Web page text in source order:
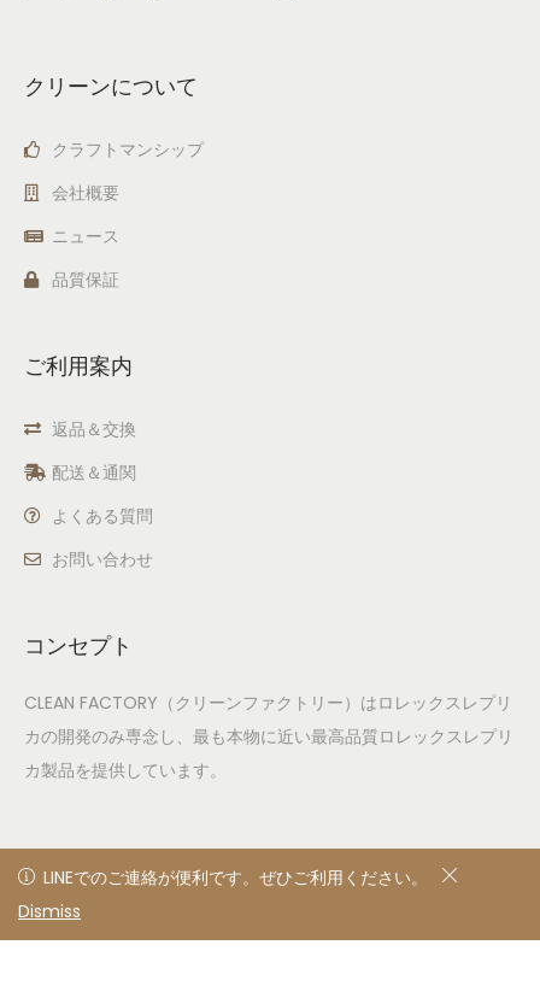
LINEでのご連絡が便利です。ぜひご利用ください。
クリーンについて
クラフトマンシップ
会社概要
ニュース
品質保証
ご利用案内
返品＆交換
配送＆通関
よくある質問
お問い合わせ
コンセプト
CLEAN FACTORY（クリーンファクトリー）はロレックスレプリ
カの開発のみ専念し、最も本物に近い最高品質ロレックスレプリ
カ製品を提供しています。
© 2020
LINEでのご連絡が便利です。ぜひご利用ください。
Dismiss